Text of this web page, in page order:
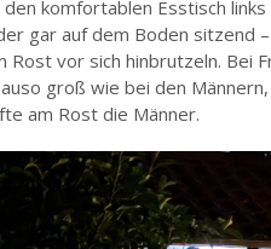
den komfortablen Esstisch
gar auf dem Boden sitzend
Rost vor sich hinbrutzeln. Bei
groß wie bei den
am Rost die Männer.